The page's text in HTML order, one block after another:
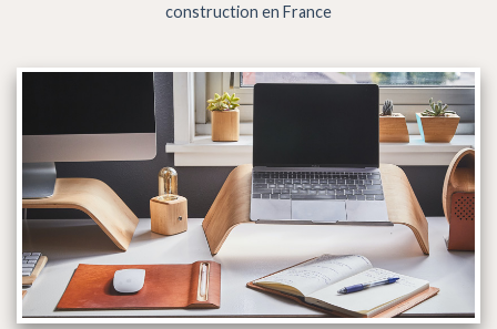
construction en France